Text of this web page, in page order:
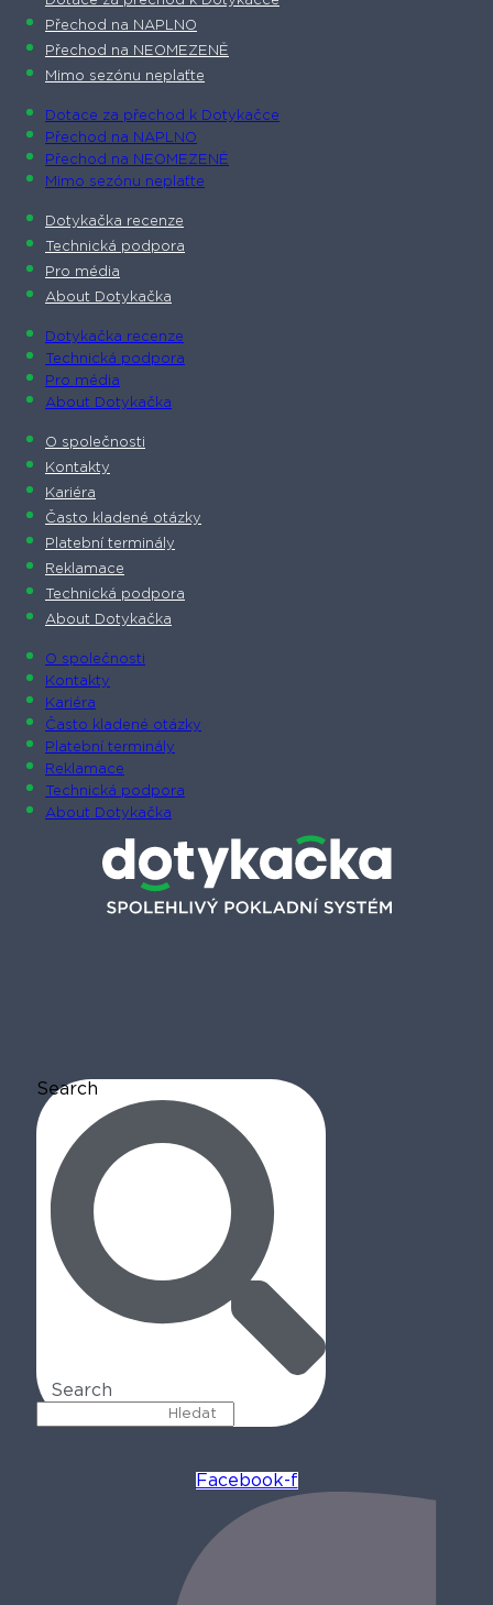
Přechod na NAPLNO
Přechod na NEOMEZENĚ
Mimo sezónu neplaťte
Dotace za přechod k Dotykačce
Přechod na NAPLNO
Přechod na NEOMEZENĚ
Mimo sezónu neplaťte
Dotykačka recenze
Technická podpora
Pro média
About Dotykačka
Dotykačka recenze
Technická podpora
Pro média
About Dotykačka
O společnosti
Kontakty
Kariéra
Často kladené otázky
Platební terminály
Reklamace
Technická podpora
About Dotykačka
O společnosti
Kontakty
Kariéra
Často kladené otázky
Platební terminály
Reklamace
Technická podpora
About Dotykačka
Search
Search
Facebook-f